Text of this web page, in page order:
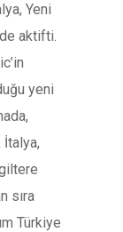
Yeni
aktifti.
yeni
İtalya,
sıra
Türkiye